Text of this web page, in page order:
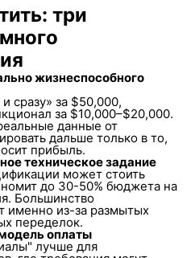
три
жизнеспособного
сразу» за $50,000,
за $10,000–$20,000.
данные от
дальше только в то,
прибыль.
техническое задание
может стоить
до 30-50% бюджета на
Большинство
именно из-за размытых
переделок.
оплаты
лучше для